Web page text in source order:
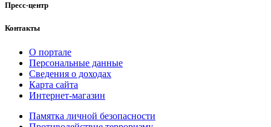
Пресс-центр
Контакты
О портале
Персональные данные
Сведения о доходах
Карта сайта
Интернет-магазин
Памятка личной безопасности